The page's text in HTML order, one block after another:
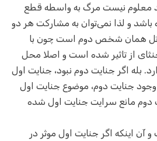
معلوم نیست مرگ به واسطه قطع
و لذا نمی‌توان به مشارکت هر دو
همان شخص دوم است چون با
از تاثیر شده است و اصلا محل
بله اگر جنایت دوم نبود، جنایت اول
جنایت دوم، موضوع جنایت اول
دوم مانع سرایت جنایت اول شده
آن اینکه اگر جنایت اول موثر در